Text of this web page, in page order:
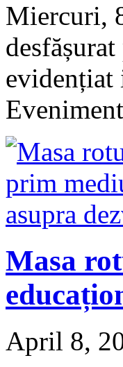
Miercuri,
evidențiat
Masa
April 8,